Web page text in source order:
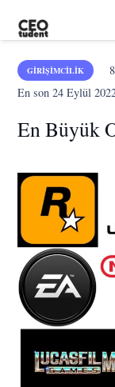
GIRIŞIMCILIK
En son24 Eylül
En Büyük